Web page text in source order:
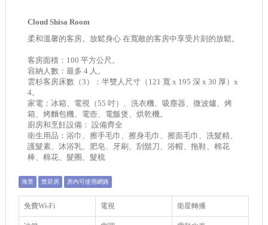
Cloud Shisa Room
柔和溫馨的客房。放鬆身心 在寬敞的客房中享受片刻的放鬆。
客房面積：100 平方公尺。
容納人數：最多 4 人。
雲杉客房床數（3）：半雙人尺寸（121 寬 x 195 深 x 30 厚）x
4。
家電：冰箱、電視（55 吋）、洗衣機、吸塵器、微波爐、烤
箱、烤麵包機、電壺、電飯煲、烘乾機。
廚房和烹飪設備： 設備齊全
衛生用品：浴巾、擦手毛巾、擦身毛巾、擦面毛巾、洗髮精、
護髮素、沐浴乳、肥皂、牙刷、刮鬍刀、浴帽、拖鞋、棉花
棒、棉花、髮圈、髮梳
海景 禁菸房 房內可使用網路
免費Wi-Fi 電視 衛星轉播